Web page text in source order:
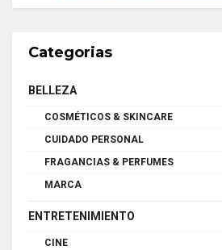
Categorias
BELLEZA
COSMÉTICOS & SKINCARE
CUIDADO PERSONAL
FRAGANCIAS & PERFUMES
MARCA
ENTRETENIMIENTO
CINE